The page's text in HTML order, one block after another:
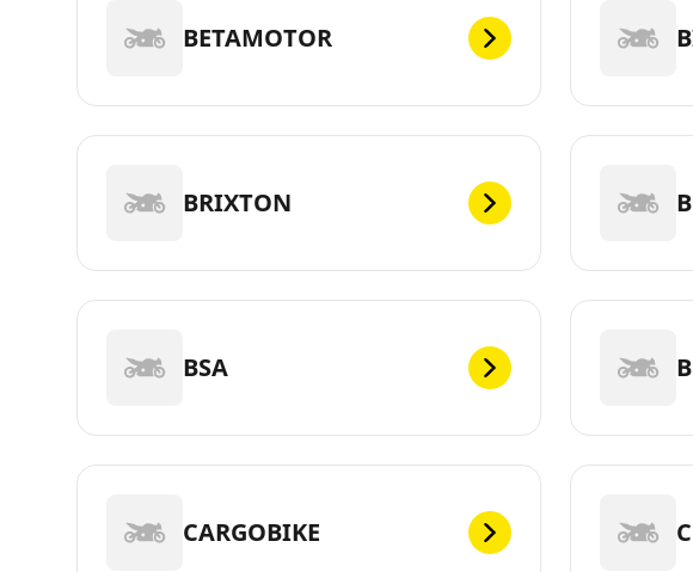
BETAMOTOR
BRIXTON
BSA
CARGOBIKE